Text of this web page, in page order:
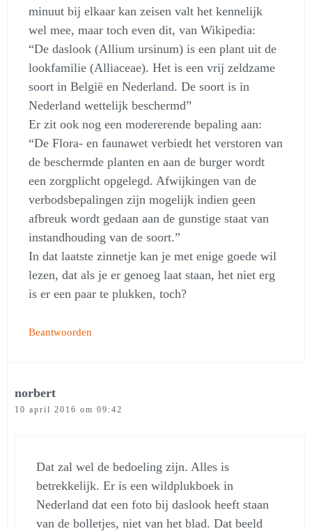
minuut bij elkaar kan zeisen valt het kennelijk
wel mee, maar toch even dit, van Wikipedia:
“De daslook (Allium ursinum) is een plant uit de
lookfamilie (Alliaceae). Het is een vrij zeldzame
soort in België en Nederland. De soort is in
Nederland wettelijk beschermd”
Er zit ook nog een modererende bepaling aan:
“De Flora- en faunawet verbiedt het verstoren van
de beschermde planten en aan de burger wordt
een zorgplicht opgelegd. Afwijkingen van de
verbodsbepalingen zijn mogelijk indien geen
afbreuk wordt gedaan aan de gunstige staat van
instandhouding van de soort.”
In dat laatste zinnetje kan je met enige goede wil
lezen, dat als je er genoeg laat staan, het niet erg
is er een paar te plukken, toch?
Beantwoorden
norbert
10 april 2016 om 09:42
Dat zal wel de bedoeling zijn. Alles is
betrekkelijk. Er is een wildplukboek in
Nederland dat een foto bij daslook heeft staan
van de bolletjes, niet van het blad. Dat beeld